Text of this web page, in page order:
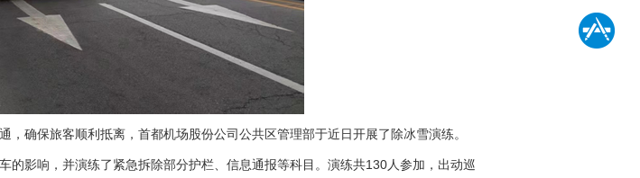
确保旅客顺利抵离，首都机场股份公司公共区管理部于近日开展了除冰雪演练。
影响，并演练了紧急拆除部分护栏、信息通报等科目。演练共130人参加，出动巡